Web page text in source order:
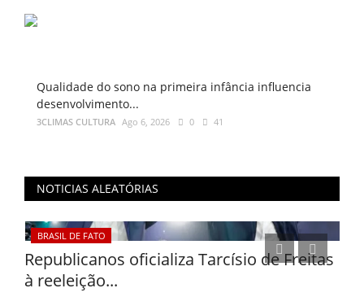
Qualidade do sono na primeira infância influencia
desenvolvimento...
3CLIMAS CULTURA Ago 6, 2026 0 41
NOTICIAS ALEATÓRIAS
BRASIL DE FATO
Republicanos oficializa Tarcísio de Freitas
à reeleição...